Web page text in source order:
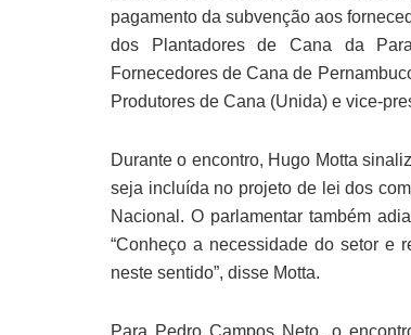
pagamento da subvenção aos
dos Plantadores de Cana da
Fornecedores de Cana de
Produtores de Cana (Unida) e vice-
Durante o encontro, Hugo Motta
seja incluída no projeto de lei dos
Nacional. O parlamentar também
“Conheço a necessidade do setor e
neste sentido”, disse Motta.